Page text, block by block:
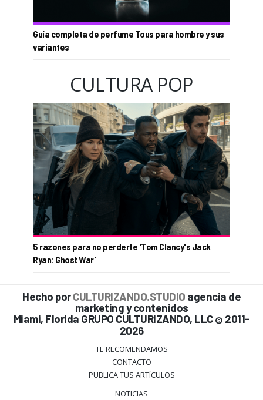
Guía completa de perfume Tous para hombre y sus
variantes
CULTURA POP
5 razones para no perderte 'Tom Clancy's Jack
Ryan: Ghost War'
Hecho porCULTURIZANDO.STUDIO agencia de
marketing y contenidos
Miami, Florida GRUPO CULTURIZANDO, LLC © 2011-
2026
TE RECOMENDAMOS
CONTACTO
PUBLICA TUS ARTÍCULOS
NOTICIAS